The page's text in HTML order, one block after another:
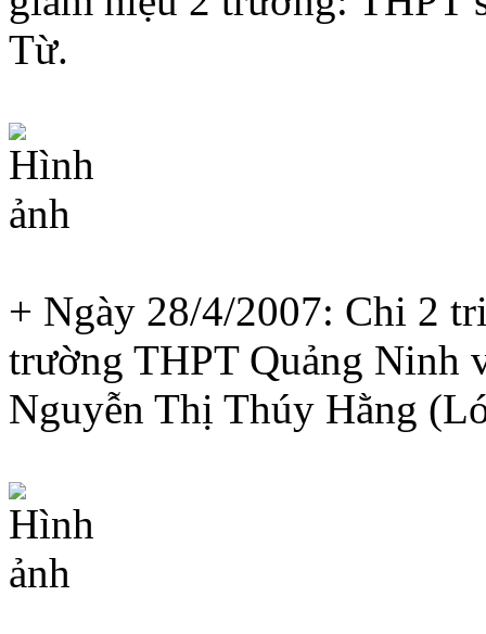
Từ.
+ Ngày 28/4/2007: Chi 2
trường THPT Quảng Ninh
Nguyễn Thị Thúy Hằng